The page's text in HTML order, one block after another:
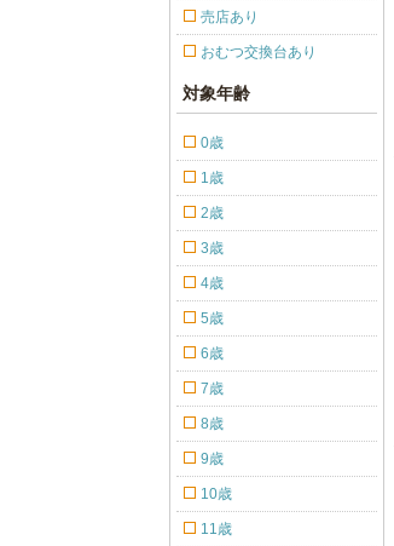
売店あり
おむつ交換台あり
対象年齢
0歳
1歳
2歳
3歳
4歳
5歳
6歳
7歳
8歳
9歳
10歳
11歳